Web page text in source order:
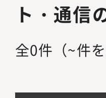
ト・通信
全0件 （~件